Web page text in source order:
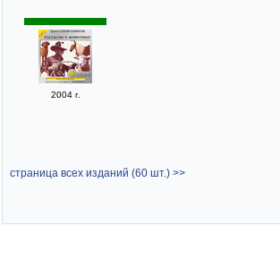
2004 г.
страница всех изданий (60 шт.) >>